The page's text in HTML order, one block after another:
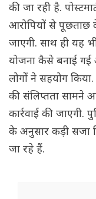
की जा रही है.
आरोपियों से पूछताछ
जाएगी. साथ ही यह
योजना कैसे बनाई
लोगों ने सहयोग
की संलिप्तता सामने
कार्रवाई की जाएगी.
के अनुसार कड़ी सजा
जा रहे हैं.